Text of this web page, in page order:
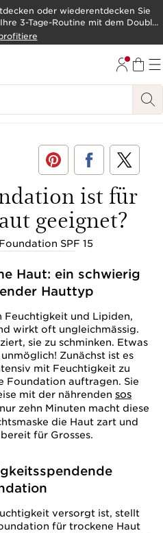
oder wiederentdecken Sie
3-Tage-Routine mit dem Double
Geschenk!
ist für
geeignet?
Haut: ein schwierig
Hauttyp
Feuchtigkeit und Lipiden,
wirkt oft ungleichmässig.
sie zu schminken. Etwas
Zunächst ist es
mit Feuchtigkeit zu
Foundation auftragen. Sie
mit der nährenden SOS
zehn Minuten macht diese
die Haut zart und
für Grosses.
versorgt ist, stellt
für trockene Haut